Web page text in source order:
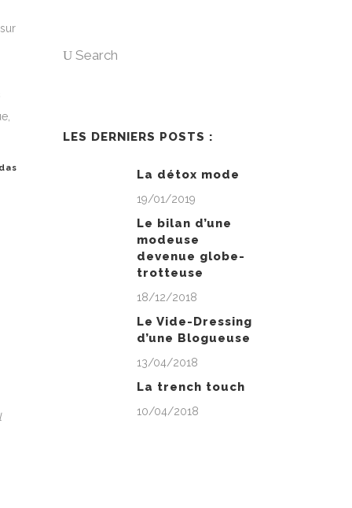
Search
LES DERNIERS POSTS :
La détox mode
19/01/2019
Le bilan d’une
modeuse
devenue globe-
trotteuse
18/12/2018
Le Vide-Dressing
d’une Blogueuse
13/04/2018
La trench touch
10/04/2018